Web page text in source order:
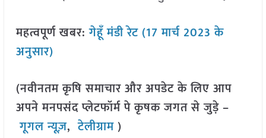
महत्वपूर्ण खबर:गेहूँ मंडी रेट (17 मार्च 2023 के
अनुसार)
(नवीनतम कृषि समाचार और अपडेट के लिए आप
अपने मनपसंद प्लेटफॉर्म पे कृषक जगत से जुड़े –
गूगल न्यूज़,टेलीग्राम )